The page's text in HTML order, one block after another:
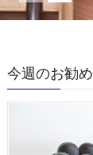
今週のお勧め